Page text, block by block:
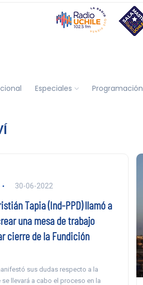
Especiales Programación
30-06-2022
Tapia (Ind-PPD) llamó a
una mesa de trabajo
cierre de la Fundición
sus dudas respecto a la
llevará a cabo el proceso en la